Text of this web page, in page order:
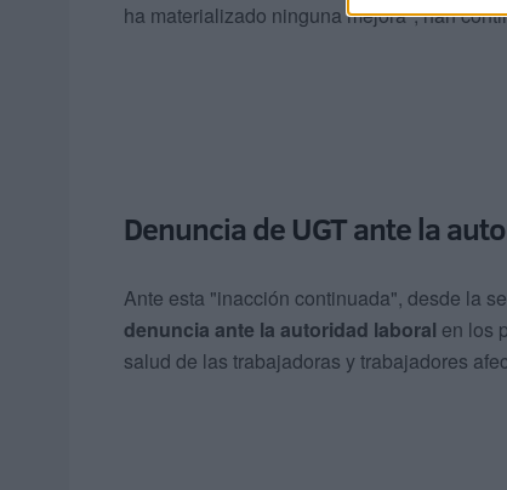
ha materializado ninguna mejora", han
Denuncia de UGT ante la
Ante esta "inacción continuada", desde la
denuncia ante la autoridad laboral en los
salud de las trabajadoras y trabajadores